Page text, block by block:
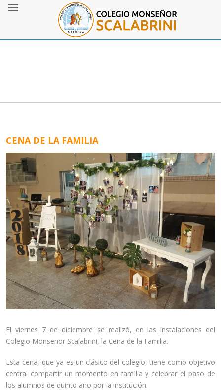
CENA DE LA FAMILIA
El viernes 7 de diciembre se realizó, en las instalaciones del
Colegio Monseñor Scalabrini, la Cena de la Familia.
Esta cena, que ya es un clásico del colegio, tiene como objetivo
central compartir un momento en familia y celebrar el paso de
los alumnos de quinto año por la institución.